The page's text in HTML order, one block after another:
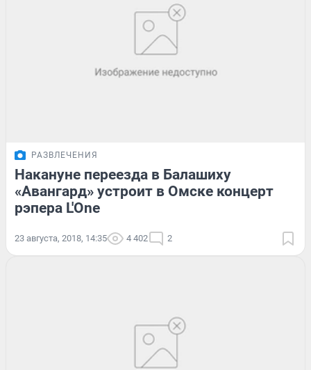
РАЗВЛЕЧЕНИЯ
Накануне переезда в Балашиху
«Авангард» устроит в Омске концерт
рэпера L'One
23 августа, 2018, 14:35 4 402 2